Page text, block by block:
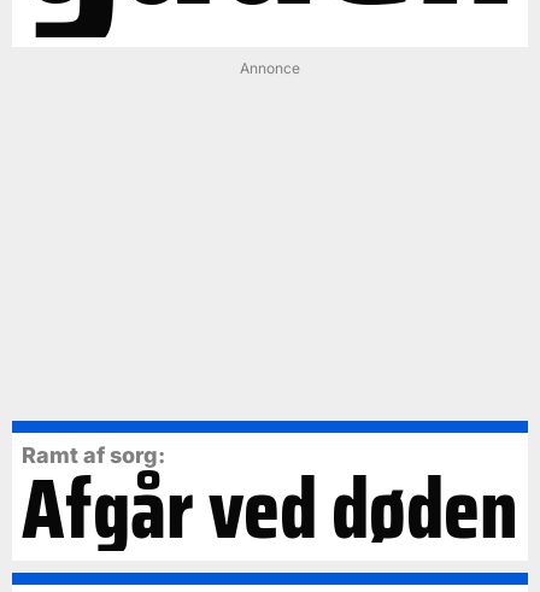
Annonce
Ramt af sorg:
Afgår ved døden